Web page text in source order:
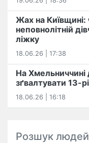
Жах на Київщині:
неповнолітній
ліжку
18.06.26 | 17:38
На Хмельниччині
зґвалтувати 13-
18.06.26 | 16:18
Розшук людей